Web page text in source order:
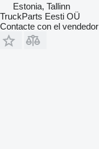
Estonia, Tallinn
TruckParts Eesti OÜ
Contacte con el vendedor